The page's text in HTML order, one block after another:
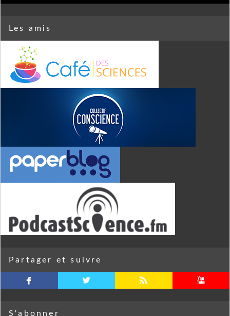
Les amis
Partager et suivre
facebook twitterbird rss youtube
S'abonner